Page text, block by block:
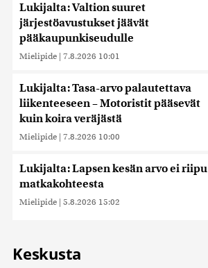
Lukijalta: Valtion suuret
järjestöavustukset jäävät
pääkaupunkiseudulle
Mielipide | 7.8.2026 10:01
Lukijalta: Tasa-arvo palautettava
liikenteeseen – Motoristit pääsevät
kuin koira veräjästä
Mielipide | 7.8.2026 10:00
Lukijalta: Lapsen kesän arvo ei riipu
matkakohteesta
Mielipide | 5.8.2026 15:02
Keskusta